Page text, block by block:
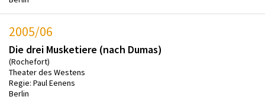
2005/06
Die drei Musketiere (nach Dumas)
(Rochefort)
Theater des Westens
Regie: Paul Eenens
Berlin